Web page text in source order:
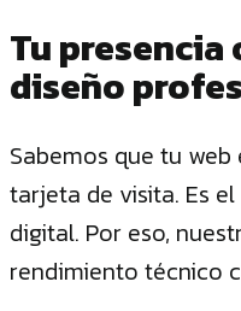
Tu presencia
diseño
Sabemos que tu
tarjeta de visita. Es
digital. Por eso,
rendimiento técnico